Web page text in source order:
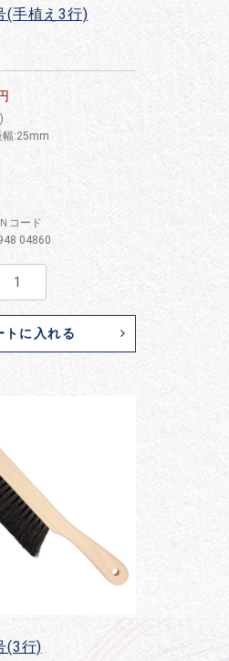
(手植え3行)
:25mm
コード
04860
トに入れる
(3行)